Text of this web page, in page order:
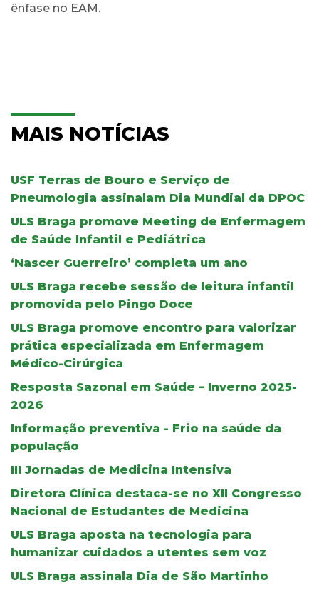
ênfase no EAM.
MAIS NOTÍCIAS
USF Terras de Bouro e Serviço de
Pneumologia assinalam Dia Mundial da DPOC
ULS Braga promove Meeting de Enfermagem
de Saúde Infantil e Pediátrica
‘Nascer Guerreiro’ completa um ano
ULS Braga recebe sessão de leitura infantil
promovida pelo Pingo Doce
ULS Braga promove encontro para valorizar
prática especializada em Enfermagem
Médico-Cirúrgica
Resposta Sazonal em Saúde – Inverno 2025-
2026
Informação preventiva - Frio na saúde da
população
III Jornadas de Medicina Intensiva
Diretora Clínica destaca-se no XII Congresso
Nacional de Estudantes de Medicina
ULS Braga aposta na tecnologia para
humanizar cuidados a utentes sem voz
ULS Braga assinala Dia de São Martinho